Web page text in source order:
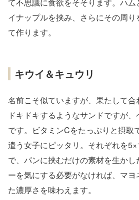
イナップルを挟み、さらにその周
て作ります。
キウイ＆キュウリ
名前こそ似ていますが、果たして合
ドキドキするようなサンドですが
です。ビタミンCをたっぷりと摂取
遣う女子にピッタリ。それぞれを
で、パンに挟むだけの素材を生かし
ーを気にする必要がなければ、マ
た濃厚さを味わえます。